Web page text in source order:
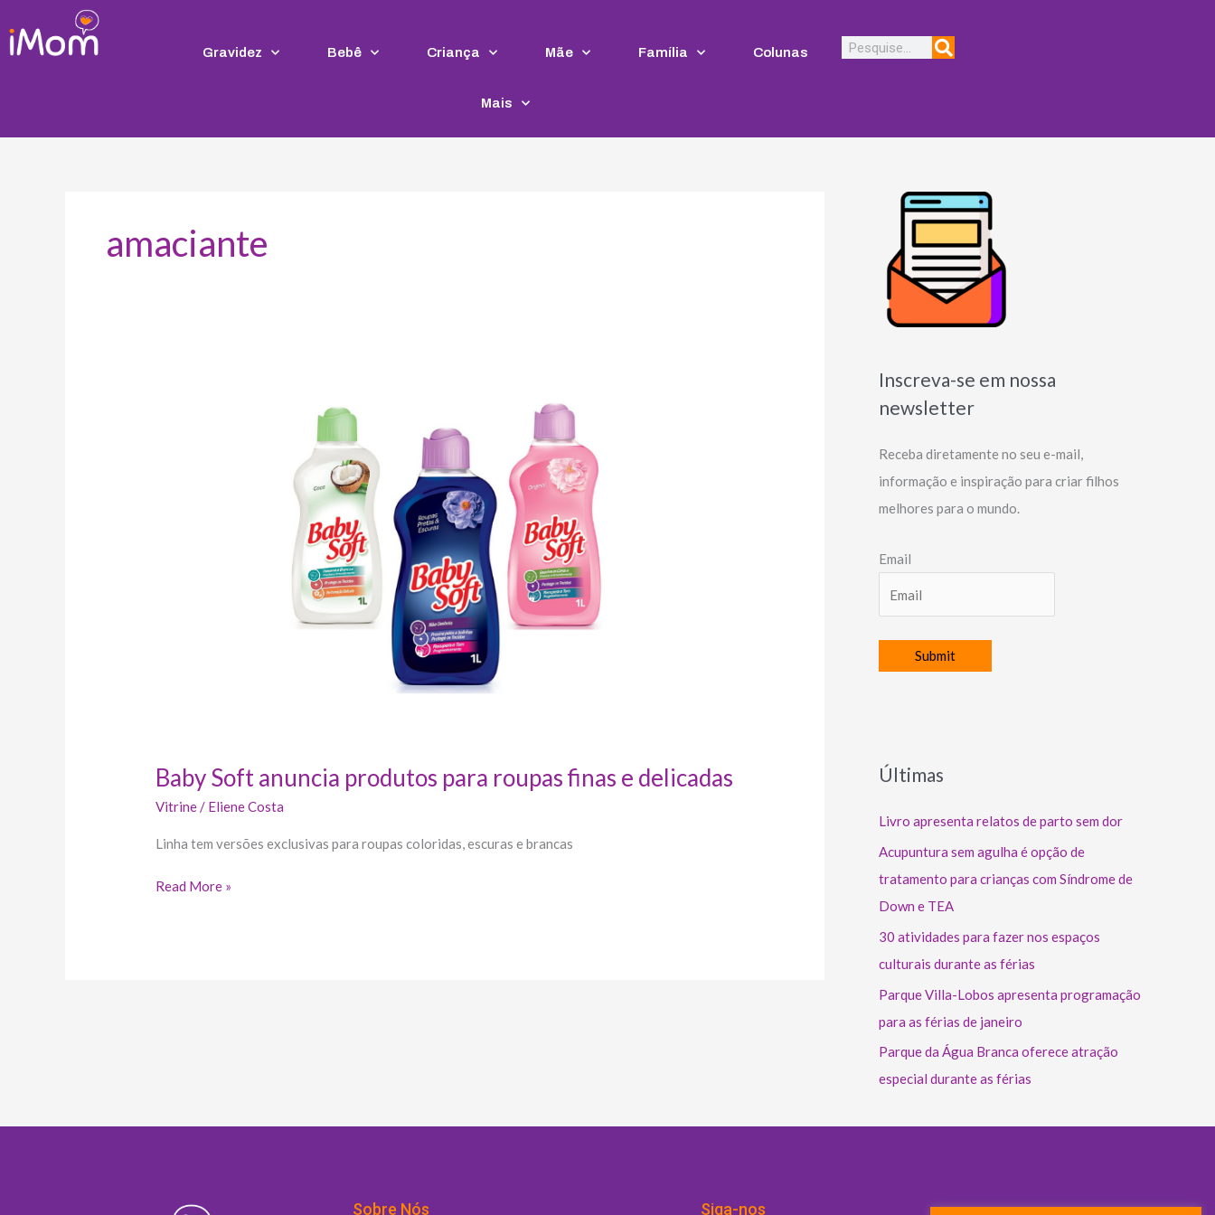
para
Gravidez Bebê Criança Mãe Família Colunas
Mais
amaciante
Baby Soft anuncia produtos para roupas finas e delicadas
Vitrine/ Eliene Costa
Linha tem versões exclusivas para roupas coloridas, escuras e brancas
Read More »
Inscreva-se em nossa
newsletter
Receba diretamente no seu e-mail,
informação e inspiração para criar filhos
melhores para o mundo.
Email
Últimas
Livro apresenta relatos de parto sem dor
Acupuntura sem agulha é opção de
tratamento para crianças com Síndrome de
Down e TEA
30 atividades para fazer nos espaços
culturais durante as férias
Parque Villa-Lobos apresenta programação
para as férias de janeiro
Parque da Água Branca oferece atração
especial durante as férias
Sobre Nós Siga-nos